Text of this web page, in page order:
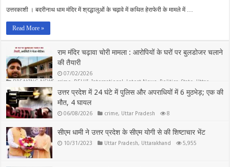
उत्तरकाशी । बदरीनाथ धाम मंदिर में श्रद्धालुओं के चढ़ावे में कथित हेराफेरी के मामले में …
Read More »
राम मंदिर चढ़ावा चोरी मामला : आरोपियों के घरों पर बुलडोजर चलाने
की तैयारी
07/02/2026
BREAKING NEWS
crime DELHI ,International Latest News Politics ,State
Uttar
Pradesh,राष्ट्रीय
5
उत्तर प्रदेश में 24 घंटे में पुलिस और अपराधियों में 6 मुठभेड़; एक की
मौत, 4 घायल
06/08/2026 crime, Uttar Pradesh 8
सीएम धामी ने उत्तर प्रदेश के सीएम योगी से की शिष्टाचार भेंट
10/31/2023 Uttar Pradesh, Uttarakhand 5,955